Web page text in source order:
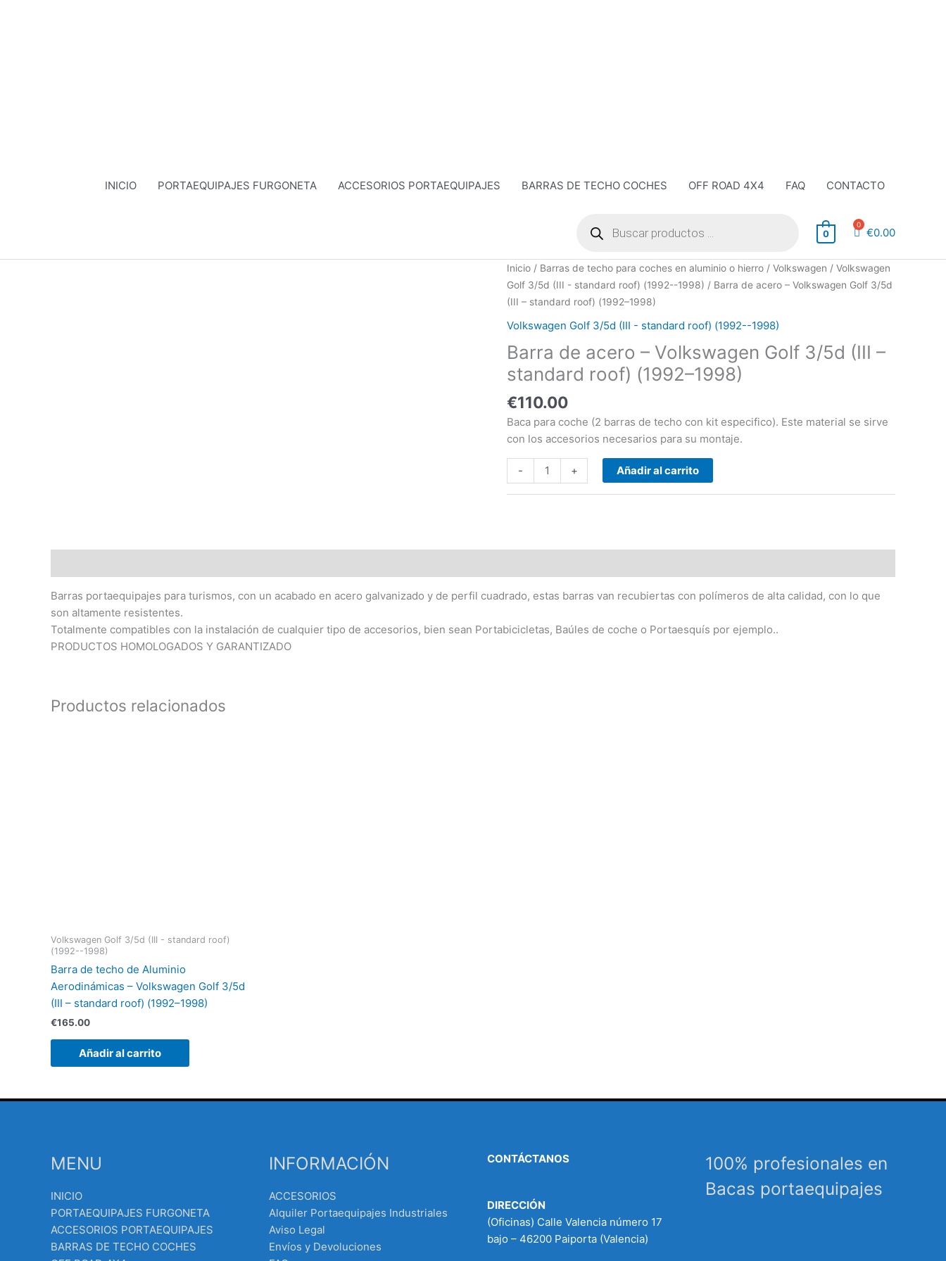
INICIO PORTAEQUIPAJES FURGONETA ACCESORIOS PORTAEQUIPAJES BARRAS DE TECHO COCHES OFF ROAD 4X4 FAQ
CONTACTO
productos 0 €0.00
Inicio / Barras de techo para coches en aluminio o hierro / Volkswagen / Volkswagen
Golf 3/5d (III - standard roof) (1992--1998) / Barra de acero – Volkswagen Golf 3/5d
(III – standard roof) (1992–1998)
Volkswagen Golf 3/5d (III - standard roof) (1992--1998)
Barra de acero – Volkswagen Golf 3/5d (III –
standard roof) (1992–1998)
€110.00
Baca para coche (2 barras de techo con kit especifico). Este material se sirve
con los accesorios necesarios para su montaje.
-
Barra
de
acero
Volkswagen
Golf
3/5d
(III
-
standard
roof)
-1998)
cantidad
+ Añadir al carrito
Barras portaequipajes para turismos, con un acabado en acero galvanizado y de perfil cuadrado, estas barras van recubiertas con polímeros de alta calidad, con lo que
son altamente resistentes.
Totalmente compatibles con la instalación de cualquier tipo de accesorios, bien sean Portabicicletas, Baúles de coche o Portaesquís por ejemplo..
PRODUCTOS HOMOLOGADOS Y GARANTIZADO
Productos relacionados
Volkswagen Golf 3/5d (III - standard roof)
(1992--1998)
Barra de techo de Aluminio
Aerodinámicas – Volkswagen Golf 3/5d
(III – standard roof) (1992–1998)
€165.00
Añadir al carrito
MENU
INICIO
PORTAEQUIPAJES FURGONETA
ACCESORIOS PORTAEQUIPAJES
BARRAS DE TECHO COCHES
INFORMACIÓN
ACCESORIOS
Alquiler Portaequipajes Industriales
Aviso Legal
Envíos y Devoluciones
CONTÁCTANOS
DIRECCIÓN
(Oficinas) Calle Valencia número 17
bajo – 46200 Paiporta (Valencia)
100% profesionales en
Bacas portaequipajes